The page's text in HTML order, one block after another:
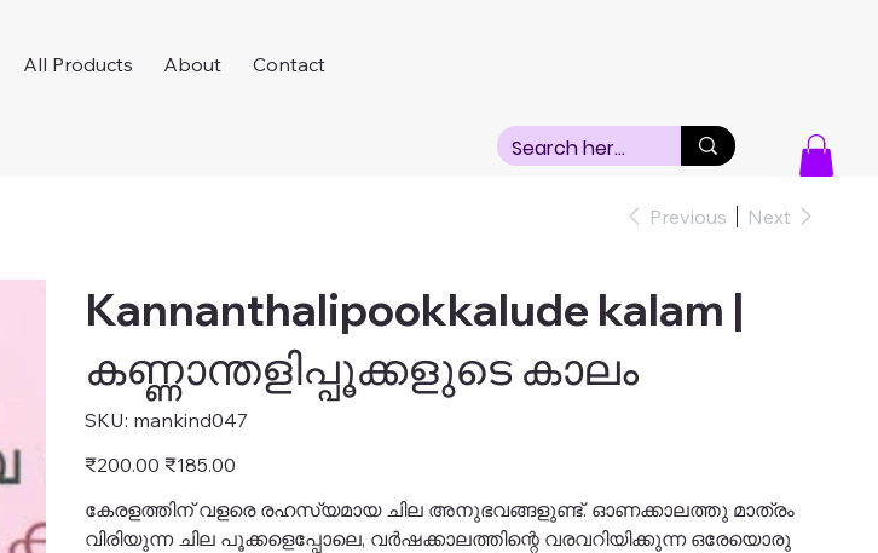
All Products About Contact
Previous Next
Kannanthalipookkalude kalam |
കണ്ണാന്തളിപ്പൂക്കളുടെ കാലം
SKU: mankind047
mankind047
Original
price
₹200.00 Sale
price
₹185.00
കേരളത്തിന് വളരെ രഹസ്യമായ ചില അനുഭവങ്ങളുണ്ട്. ഓണക്കാലത്തു മാത്രം
വിരിയുന്ന ചില പൂക്കളെപ്പോലെ, വർഷക്കാലത്തിന്റെ വരവറിയിക്കുന്ന ഒരേയൊരു